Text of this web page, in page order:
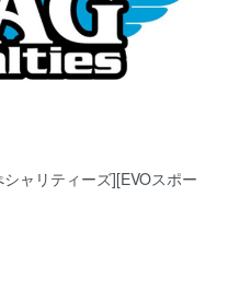
ャリティーズ][EVOスポー